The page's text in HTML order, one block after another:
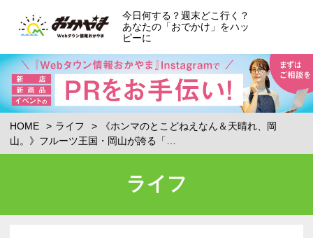
今日何する？週末どこ行く？
あなたの「おでかけ」をハッ
ピーに
HOME ライフ
《ホンマのとこどねえなん＆天晴れ、岡
山。》フルーツ王国・岡山が誇る「…
ライフ